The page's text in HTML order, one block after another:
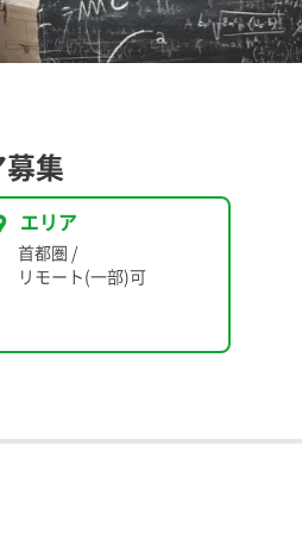
集
エリア
首都圏 /
リモート(一部)可